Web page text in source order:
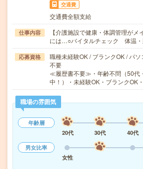
交通費
交通費全額支給
仕事内容
【介護施設で健康・体調管理が
には…○バイタルチェック 体温
応募資格
職種未経験OK / ブランクOK / パ
不要
≪履歴書不要≫・年齢不問（50代
中！）・未経験OK・ブランクOK
職場の雰囲気
年齢層
20代
30代 40代
男女比率
女性